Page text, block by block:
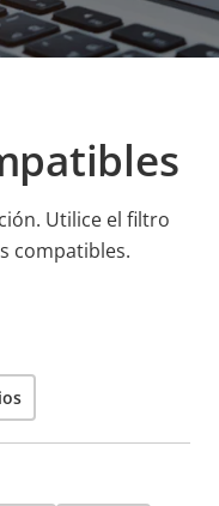
Utilice el filtro
compatibles.